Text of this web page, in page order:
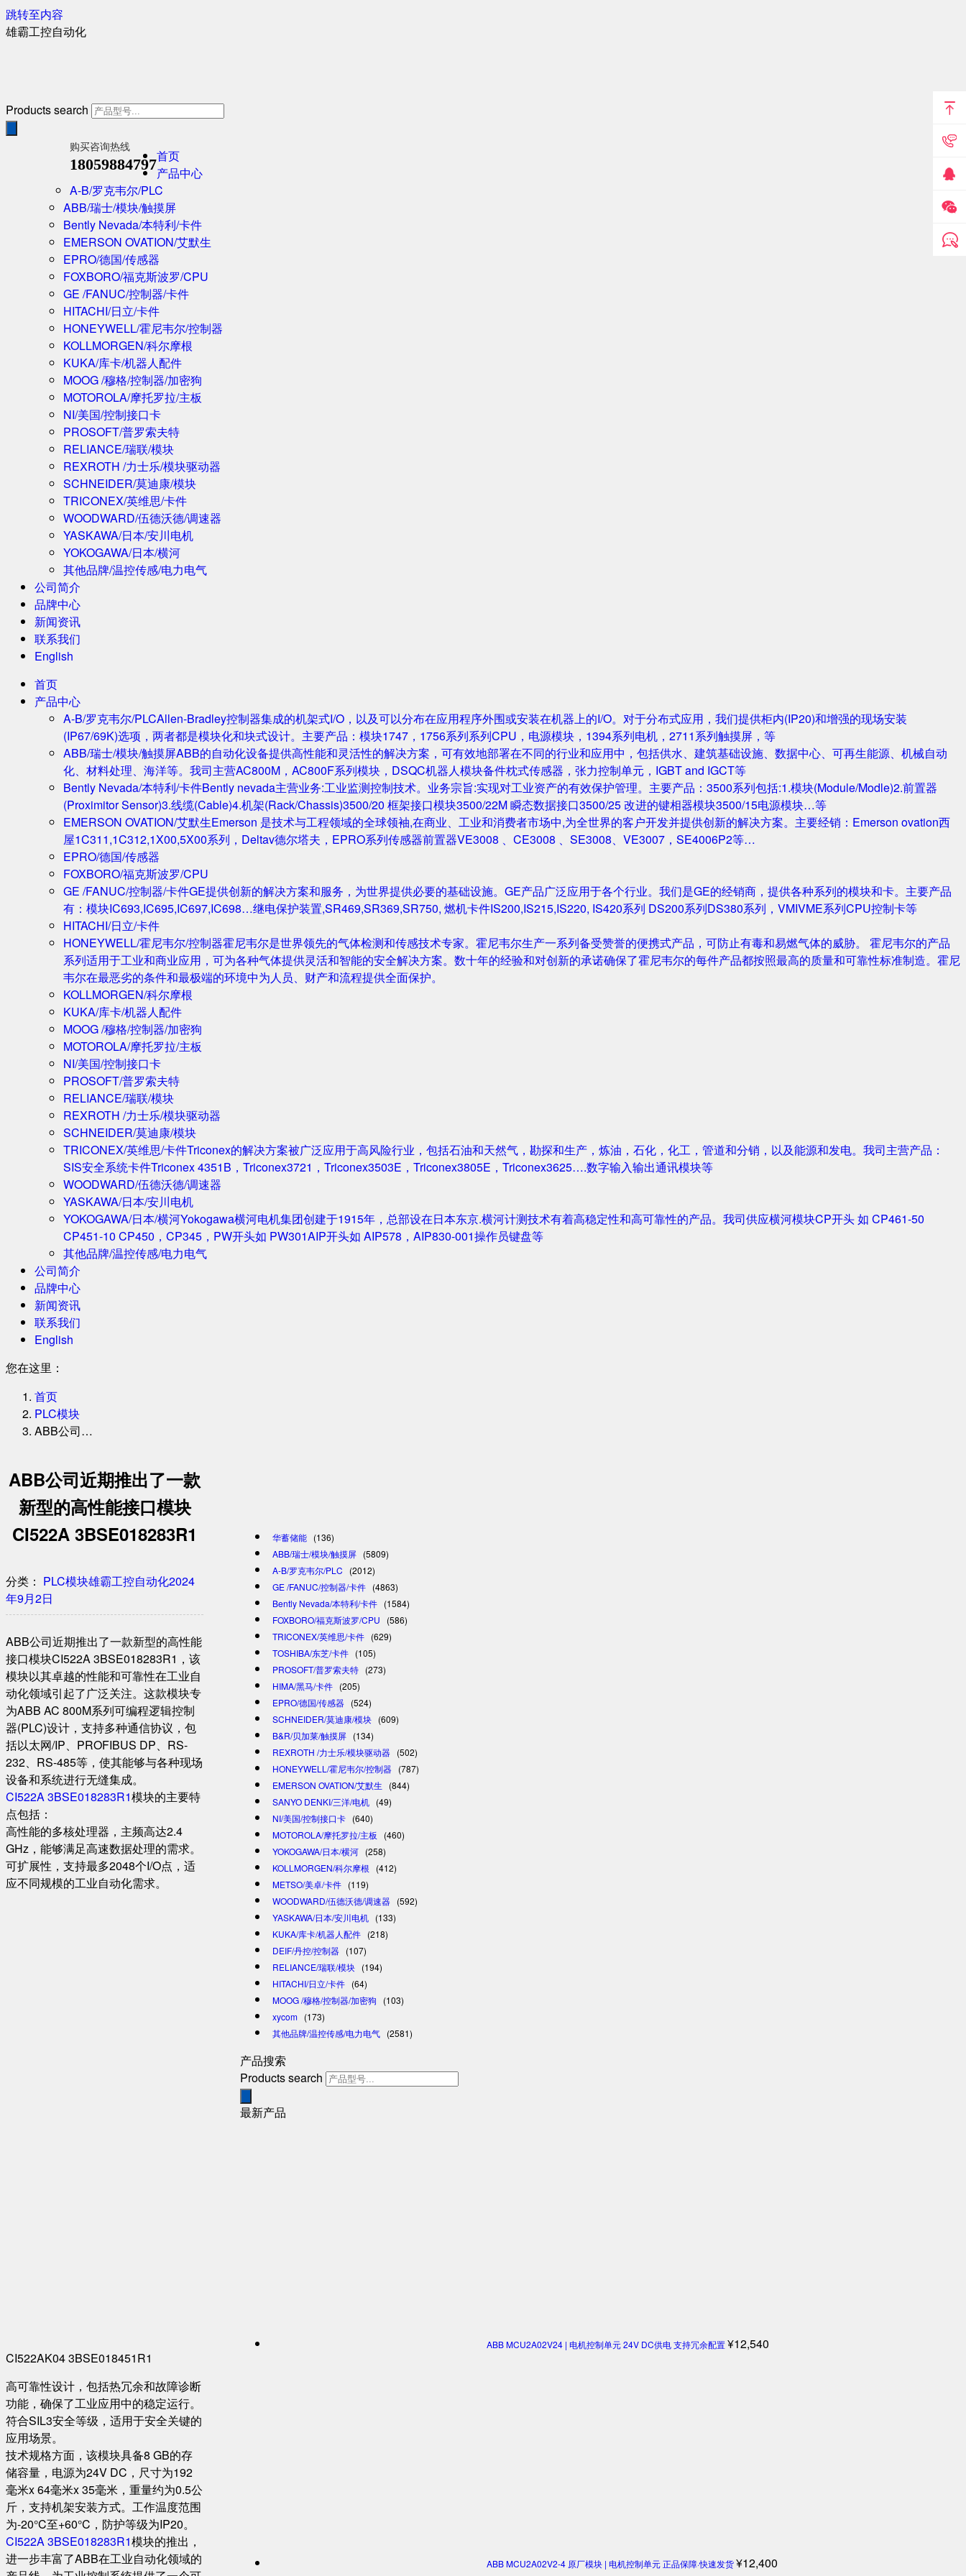
跳转至内容
雄霸工控自动化
Products search
购买咨询热线
18059884797首页
产品中心
A-B/罗克韦尔/PLC
ABB/瑞士/模块/触摸屏
Bently Nevada/本特利/卡件
EMERSON OVATION/艾默生
EPRO/德国/传感器
FOXBORO/福克斯波罗/CPU
GE /FANUC/控制器/卡件
HITACHI/日立/卡件
HONEYWELL/霍尼韦尔/控制器
KOLLMORGEN/科尔摩根
KUKA/库卡/机器人配件
MOOG /穆格/控制器/加密狗
MOTOROLA/摩托罗拉/主板
NI/美国/控制接口卡
PROSOFT/普罗索夫特
RELIANCE/瑞联/模块
REXROTH /力士乐/模块驱动器
SCHNEIDER/莫迪康/模块
TRICONEX/英维思/卡件
WOODWARD/伍德沃德/调速器
YASKAWA/日本/安川电机
YOKOGAWA/日本/横河
其他品牌/温控传感/电力电气
公司简介
品牌中心
新闻资讯
联系我们
English
首页
产品中心
A-B/罗克韦尔/PLCAllen-Bradley控制器集成的机架式I/O，以及可以分布在应用程序外围或安装在机器上的I/O。对于分布式应用，我们提供柜内(IP20)和增强的现场安装
(IP67/69K)选项，两者都是模块化和块式设计。主要产品：模块1747，1756系列系列CPU，电源模块，1394系列电机，2711系列触摸屏，等
ABB/瑞士/模块/触摸屏ABB的自动化设备提供高性能和灵活性的解决方案，可有效地部署在不同的行业和应用中，包括供水、建筑基础设施、数据中心、可再生能源、机械自动
化、材料处理、海洋等。我司主营AC800M，AC800F系列模块，DSQC机器人模块备件枕式传感器，张力控制单元，IGBT and IGCT等
Bently Nevada/本特利/卡件Bently nevada主营业务:工业监测控制技术。业务宗旨:实现对工业资产的有效保护管理。主要产品：3500系列包括:1.模块(Module/Modle)2.前置器
(Proximitor Sensor)3.线缆(Cable)4.机架(Rack/Chassis)3500/20 框架接口模块3500/22M 瞬态数据接口3500/25 改进的键相器模块3500/15电源模块…等
EMERSON OVATION/艾默生Emerson 是技术与工程领域的全球领袖,在商业、工业和消费者市场中,为全世界的客户开发并提供创新的解决方案。主要经销：Emerson ovation西
屋1C311,1C312,1X00,5X00系列，Deltav德尔塔夫，EPRO系列传感器前置器VE3008 、CE3008 、SE3008、VE3007，SE4006P2等…
EPRO/德国/传感器
FOXBORO/福克斯波罗/CPU
GE /FANUC/控制器/卡件GE提供创新的解决方案和服务，为世界提供必要的基础设施。GE产品广泛应用于各个行业。我们是GE的经销商，提供各种系列的模块和卡。主要产品
有：模块IC693,IC695,IC697,IC698…继电保护装置,SR469,SR369,SR750, 燃机卡件IS200,IS215,IS220, IS420系列 DS200系列DS380系列，VMIVME系列CPU控制卡等
HITACHI/日立/卡件
HONEYWELL/霍尼韦尔/控制器霍尼韦尔是世界领先的气体检测和传感技术专家。霍尼韦尔生产一系列备受赞誉的便携式产品，可防止有毒和易燃气体的威胁。 霍尼韦尔的产品
系列适用于工业和商业应用，可为各种气体提供灵活和智能的安全解决方案。数十年的经验和对创新的承诺确保了霍尼韦尔的每件产品都按照最高的质量和可靠性标准制造。霍尼
韦尔在最恶劣的条件和最极端的环境中为人员、财产和流程提供全面保护。
KOLLMORGEN/科尔摩根
KUKA/库卡/机器人配件
MOOG /穆格/控制器/加密狗
MOTOROLA/摩托罗拉/主板
NI/美国/控制接口卡
PROSOFT/普罗索夫特
RELIANCE/瑞联/模块
REXROTH /力士乐/模块驱动器
SCHNEIDER/莫迪康/模块
TRICONEX/英维思/卡件Triconex的解决方案被广泛应用于高风险行业，包括石油和天然气，勘探和生产，炼油，石化，化工，管道和分销，以及能源和发电。我司主营产品：
SIS安全系统卡件Triconex 4351B，Triconex3721，Triconex3503E，Triconex3805E，Triconex3625….数字输入输出通讯模块等
WOODWARD/伍德沃德/调速器
YASKAWA/日本/安川电机
YOKOGAWA/日本/横河Yokogawa横河电机集团创建于1915年，总部设在日本东京.横河计测技术有着高稳定性和高可靠性的产品。我司供应横河模块CP开头 如 CP461-50
CP451-10 CP450，CP345，PW开头如 PW301AIP开头如 AIP578，AIP830-001操作员键盘等
其他品牌/温控传感/电力电气
公司简介
品牌中心
新闻资讯
联系我们
English
您在这里：
首页
PLC模块
ABB公司…
ABB公司近期推出了一款
新型的高性能接口模块
CI522A 3BSE018283R1
分类： PLC模块雄霸工控自动化2024
年9月2日
ABB公司近期推出了一款新型的高性能
接口模块CI522A 3BSE018283R1，该
模块以其卓越的性能和可靠性在工业自
动化领域引起了广泛关注。这款模块专
为ABB AC 800M系列可编程逻辑控制
器(PLC)设计，支持多种通信协议，包
括以太网/IP、PROFIBUS DP、RS-
232、RS-485等，使其能够与各种现场
设备和系统进行无缝集成。
CI522A 3BSE018283R1模块的主要特
点包括：
高性能的多核处理器，主频高达2.4
GHz，能够满足高速数据处理的需求。
可扩展性，支持最多2048个I/O点，适
应不同规模的工业自动化需求。
CI522AK04 3BSE018451R1
高可靠性设计，包括热冗余和故障诊断
功能，确保了工业应用中的稳定运行。
符合SIL3安全等级，适用于安全关键的
应用场景。
技术规格方面，该模块具备8 GB的存
储容量，电源为24V DC，尺寸为192
毫米x 64毫米x 35毫米，重量约为0.5公
斤，支持机架安装方式。工作温度范围
为-20°C至+60°C，防护等级为IP20。
CI522A 3BSE018283R1模块的推出，
进一步丰富了ABB在工业自动化领域的
华蓄储能 (136)
ABB/瑞士/模块/触摸屏 (5809)
A-B/罗克韦尔/PLC
(2012)
GE /FANUC/控制器/卡件 (4863)
Bently Nevada/本特利/卡件 (1584)
FOXBORO/福克斯波罗/CPU
(586)
TRICONEX/英维思/卡件 (629)
TOSHIBA/东芝/卡件 (105)
PROSOFT/普罗索夫特 (273)
HIMA/黑马/卡件 (205)
EPRO/德国/传感器 (524)
SCHNEIDER/莫迪康/模块 (609)
B&R/贝加莱/触摸屏 (134)
REXROTH /力士乐/模块驱动器 (502)
HONEYWELL/霍尼韦尔/控制器 (787)
EMERSON OVATION/艾默生
(844)
SANYO DENKI/三洋/电机 (49)
NI/美国/控制接口卡 (640)
MOTOROLA/摩托罗拉/主板
(460)
YOKOGAWA/日本/横河 (258)
KOLLMORGEN/科尔摩根
(412)
METSO/美卓/卡件 (119)
WOODWARD/伍德沃德/调速器 (592)
YASKAWA/日本/安川电机 (133)
KUKA/库卡/机器人配件 (218)
DEIF/丹控/控制器 (107)
RELIANCE/瑞联/模块 (194)
HITACHI/日立/卡件 (64)
MOOG /穆格/控制器/加密狗
(103)
xycom (173)
其他品牌/温控传感/电力电气 (2581)
产品搜索
Products search
最新产品
ABB MCU2A02V24 | 电机控制单元 24V DC供电 支持冗余配置¥12,540
ABB MCU2A02V2-4 原厂模块 | 电机控制单元 正品保障·快速发货¥12,400